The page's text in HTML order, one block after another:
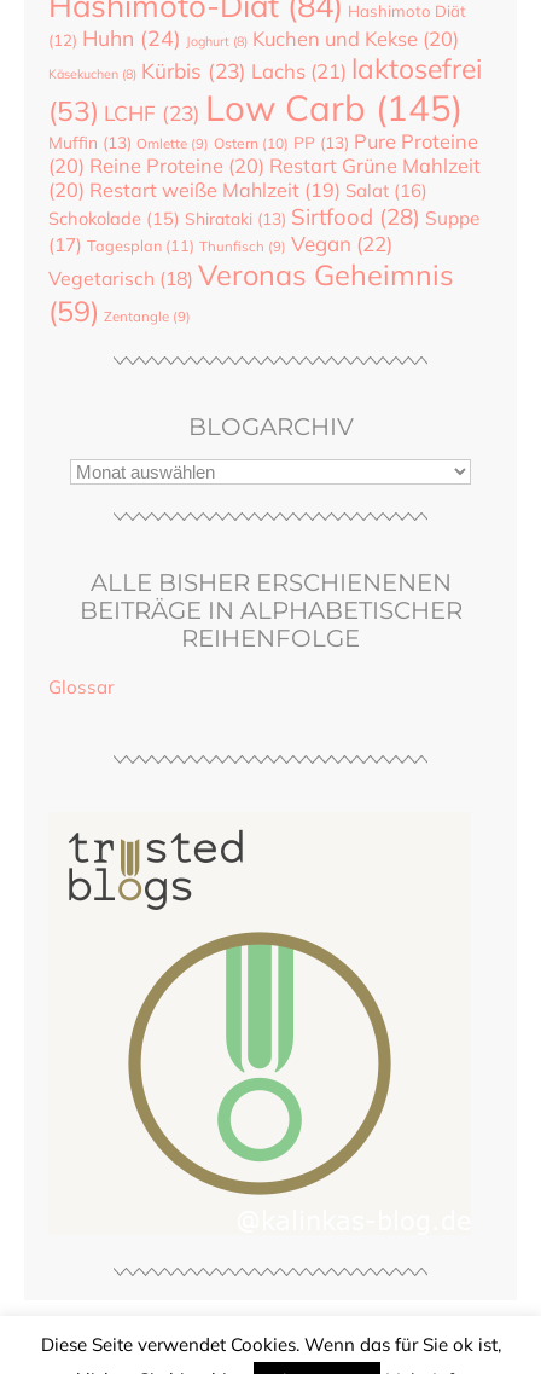
Hashimoto Diät
(12) Huhn (24) Joghurt (8) Kuchen und Kekse (20)
Käsekuchen (8) Kürbis (23) Lachs (21) laktosefrei
(53) LCHF (23) Low Carb (145)
Muffin (13) Omlette (9) Ostern (10) PP (13) Pure Proteine
(20) Reine Proteine (20) Restart Grüne Mahlzeit
(20) Restart weiße Mahlzeit (19) Salat (16)
Schokolade (15) Shirataki (13) Sirtfood (28) Suppe
(17) Tagesplan (11) Thunfisch (9) Vegan (22)
Vegetarisch (18) Veronas Geheimnis
(59) Zentangle (9)
BLOGARCHIV
ALLE BISHER ERSCHIENENEN
BEITRÄGE IN ALPHABETISCHER
REIHENFOLGE
Glossar
© Copyright Kalinkas Blog 2026. Powered byWordPress
.
Diese Seite verwendet Cookies. Wenn das für Sie ok ist,